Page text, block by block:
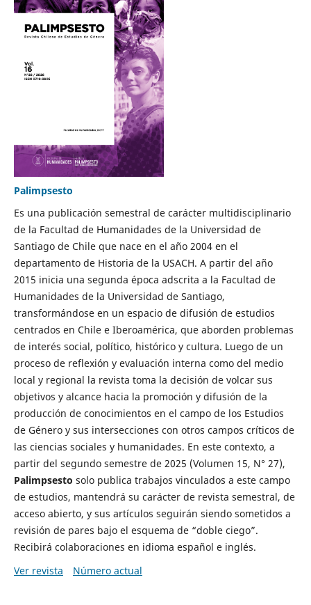
Palimpsesto
Es una publicación semestral de carácter multidisciplinario
de la Facultad de Humanidades de la Universidad de
Santiago de Chile que nace en el año 2004 en el
departamento de Historia de la USACH. A partir del año
2015 inicia una segunda época adscrita a la Facultad de
Humanidades de la Universidad de Santiago,
transformándose en un espacio de difusión de estudios
centrados en Chile e Iberoamérica, que aborden problemas
de interés social, político, histórico y cultura. Luego de un
proceso de reflexión y evaluación interna como del medio
local y regional la revista toma la decisión de volcar sus
objetivos y alcance hacia la promoción y difusión de la
producción de conocimientos en el campo de los Estudios
de Género y sus intersecciones con otros campos críticos de
las ciencias sociales y humanidades. En este contexto, a
partir del segundo semestre de 2025 (Volumen 15, N° 27),
Palimpsesto solo publica trabajos vinculados a este campo
de estudios, mantendrá su carácter de revista semestral, de
acceso abierto, y sus artículos seguirán siendo sometidos a
revisión de pares bajo el esquema de “doble ciego”.
Recibirá colaboraciones en idioma español e inglés.
Ver revista
Número actual